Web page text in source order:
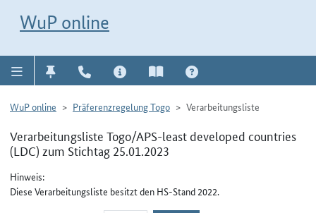
WuP online
WuP online Präferenzregelung Togo Verarbeitungsliste
Verarbeitungsliste Togo/APS-least developed countries
(LDC) zum Stichtag 25.01.2023
Hinweis:
Diese Verarbeitungsliste besitzt den HS-Stand 2022.